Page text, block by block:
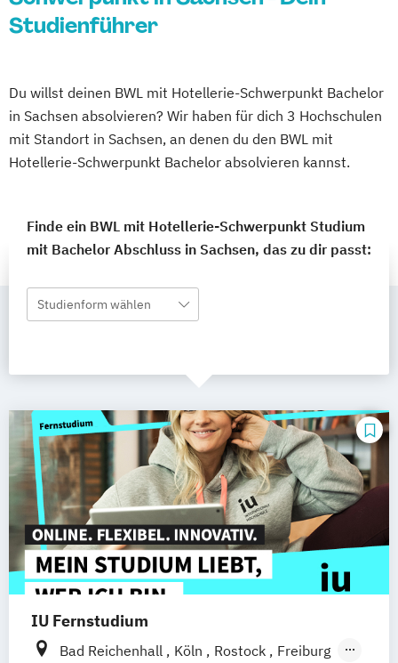
Studienführer
Du willst deinen BWL mit Hotellerie-Schwerpunkt Bachelor
in Sachsen absolvieren? Wir haben für dich 3 Hochschulen
mit Standort in Sachsen, an denen du den BWL mit
Hotellerie-Schwerpunkt Bachelor absolvieren kannst.
Finde ein BWL mit Hotellerie-Schwerpunkt Studium
mit Bachelor Abschluss in Sachsen, das zu dir passt:
Studienform wählen
IU Fernstudium
Bad Reichenhall Köln Rostock
Freiburg